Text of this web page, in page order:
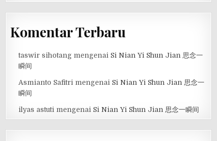
Komentar Terbaru
taswir sihotang mengenai Si Nian Yi Shun Jian 思念一
瞬间
Asmianto Safitri mengenai Si Nian Yi Shun Jian 思念一
瞬间
ilyas astuti mengenai Si Nian Yi Shun Jian 思念一瞬间